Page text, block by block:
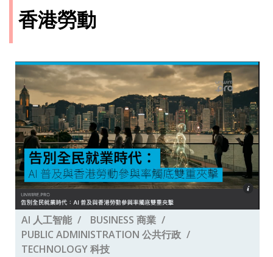
香港勞動
AI 人工智能
BUSINESS 商業
PUBLIC ADMINISTRATION 公共行政
TECHNOLOGY 科技